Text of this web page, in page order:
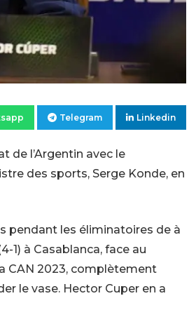
Telegram Linkedin
de l’Argentin avec le
des sports, Serge Konde, en
pendant les éliminatoires de à
1) à Casablanca, face au
CAN 2023, complètement
le vase. Hector Cuper en a